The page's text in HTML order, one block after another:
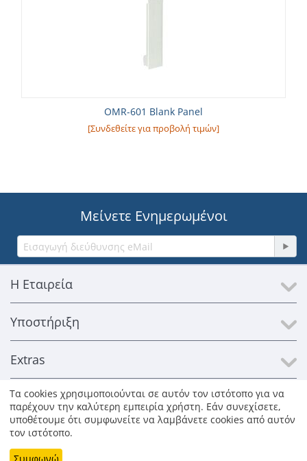
OMR-601 Blank Panel
[Συνδεθείτε για προβολή τιμών]
Μείνετε Ενημερωμένοι
Η Εταιρεία
Υποστήριξη
Extras
Επικοινωνία
© 1996-2026 Kosmosat SA. Με επιφύλαξη παντός δικαιώματος.
Όλα τα εμπορικά σήματα παραμένουν ιδιοκτησία των νόμιμων
Τα cookies χρησιμοποιούνται σε αυτόν τον ιστότοπο για να
παρέχουν την καλύτερη εμπειρία χρήστη. Εάν συνεχίσετε,
υποθέτουμε ότι συμφωνείτε να λαμβάνετε cookies από αυτόν
τον ιστότοπο.